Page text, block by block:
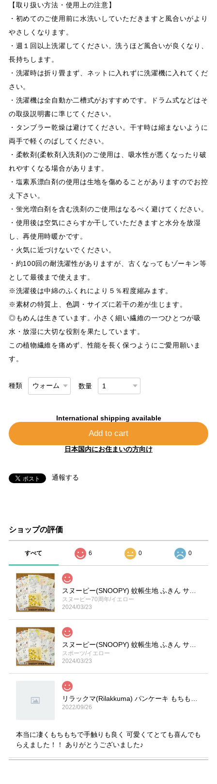
【取り扱い方法・使用上の注意】
・初めてのご使用前に水洗いしていただきますと風合いがより
やさしくなります。
・週１回以上洗濯してください。洗うほど風合いが良くなり、
長持ちします。
・洗濯時は折り畳まず、ネットに入れずに洗濯機に入れてくだ
さい。
・洗濯機は全自動か二槽式がおすすめです。ドラム式などはそ
の取扱説明書に準じてください。
・タンブラー乾燥は避けてください。干す時は縮まないように
両手で軽くのばしてください。
・柔軟剤(柔軟剤入洗剤)のご使用は、吸水性が悪くなったり破
れやすくなる場合があります。
・塩素系漂白剤の使用は生地を傷めることがありますのでお控
え下さい。
・蛍光増白剤を含む洗剤のご使用はなるべく避けてください。
・使用後は空気にさらすか干していただきますと水分を放湿
し、再使用時暖かです。
・火気に近づけないでください。
・約100回の耐洗濯性がありますが、古くなってもゾーキン等
として最後まで使えます。
※洗濯後は中綿のふくれにより５％程度縮みます。
※素材の特質上、色調・サイズに若干の差が生じます。
◎もめんは生きています。小さく細い繊維の一つひとつが吸
水・放湿に大切な役割を果たしています。
この植物繊維を痛めず、性能を長く保つようにご愛用願いま
す。
種類 数量
International shipping available
Add to cart
日本国内にお住まいの方向け
通報する
ショップの評価
すべて 6 0 0
スヌーピー(SNOOPY) 蚊帳生地 ふきん サイズ／(約)30×30cm
スヌーピー70周年/イエロー
2024/03/23
スヌーピー(SNOOPY) 蚊帳生地 ふきん サイズ／(約)30×30cm
スポーツ/イエロー
2024/03/23
2022/09/26
本当に凄くもちもちで手触りも良く 可愛くてとても喜んでも
らえました！！ ありがとうございました♪